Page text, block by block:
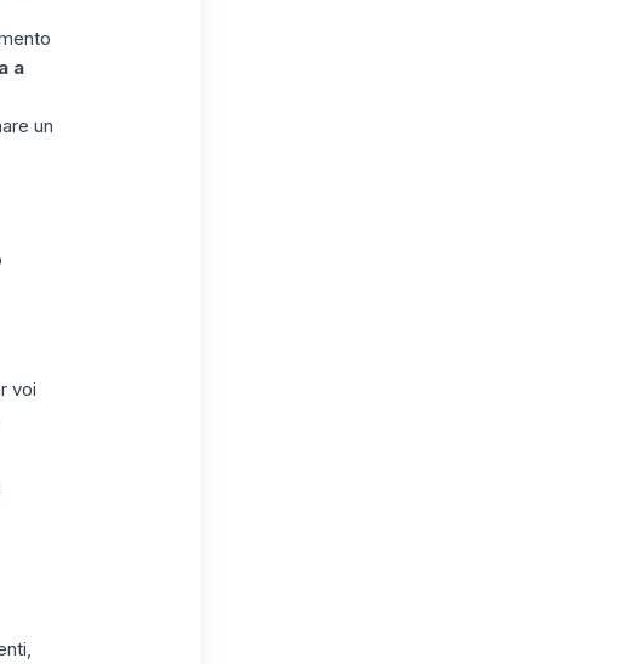
a
un
voi